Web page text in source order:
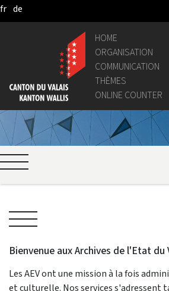
Pular para o Conteúdo principal
fr de
HOME
ORGANISATION
COMMUNICATION
THÈMES
ONLINE COUNTER
Bienvenue aux Archives de l'Etat du
Les AEV ont une mission à la fois
et culturelle. Nos services s'adressent